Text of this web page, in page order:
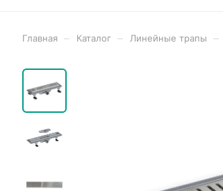
Главная Каталог Линейные трапы